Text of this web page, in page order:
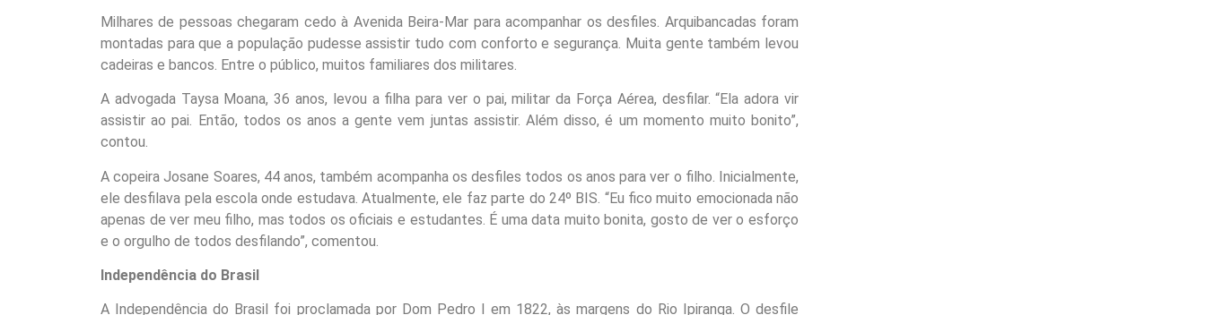
Milhares de pessoas chegaram cedo à Avenida Beira-Mar para acompanhar os desfiles. Arquibancadas foram
montadas para que a população pudesse assistir tudo com conforto e segurança. Muita gente também levou
cadeiras e bancos. Entre o público, muitos familiares dos militares.
A advogada Taysa Moana, 36 anos, levou a filha para ver o pai, militar da Força Aérea, desfilar. “Ela adora vir
assistir ao pai. Então, todos os anos a gente vem juntas assistir. Além disso, é um momento muito bonito”,
contou.
A copeira Josane Soares, 44 anos, também acompanha os desfiles todos os anos para ver o filho. Inicialmente,
ele desfilava pela escola onde estudava. Atualmente, ele faz parte do 24º BIS. “Eu fico muito emocionada não
apenas de ver meu filho, mas todos os oficiais e estudantes. É uma data muito bonita, gosto de ver o esforço
e o orgulho de todos desfilando”, comentou.
Independência do Brasil
A Independência do Brasil foi proclamada por Dom Pedro I em 1822, às margens do Rio Ipiranga. O desfile